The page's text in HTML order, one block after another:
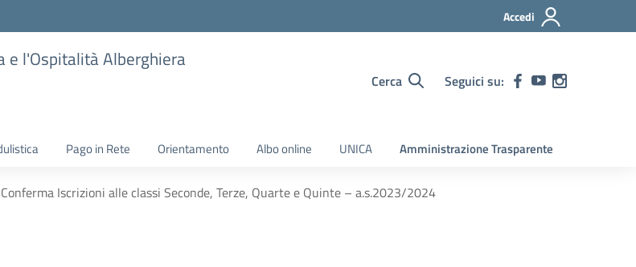
Accedi
e l'Ospitalità Alberghiera
Cerca Seguici su:
Pago in Rete Orientamento Albo online UNICA Amministrazione Trasparente
Conferma Iscrizioni alle classi Seconde, Terze, Quarte e Quinte – a.s.2023/2024